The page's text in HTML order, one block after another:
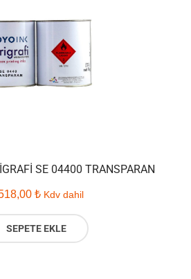
SE 04400 TRANSPARAN
₺ Kdv dahil
SEPETE EKLE